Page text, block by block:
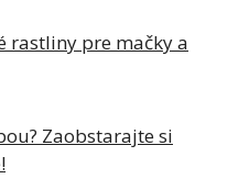
rastliny pre mačky a
Zaobstarajte si